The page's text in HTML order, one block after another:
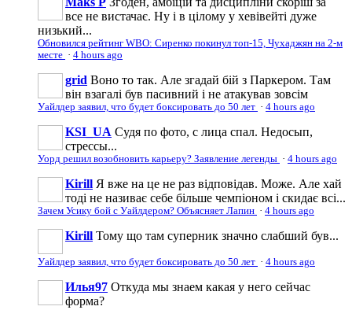
все не вистачає. Ну і в цілому у хевівейті дуже
низький...
Обновился рейтинг WBO: Сиренко покинул топ-15, Чухаджян на 2-м
месте · 4 hours ago
grid Воно то так. Але згадай бій з Паркером. Там
він взагалі був пасивний і не атакував зовсім
Уайлдер заявил, что будет боксировать до 50 лет · 4 hours ago
KSI_UA Судя по фото, с лица спал. Недосып,
стрессы...
Уорд решил возобновить карьеру? Заявление легенды · 4 hours ago
Kirill Я вже на це не раз відповідав. Може. Але хай
тоді не називає себе більше чемпіоном і скидає всі...
Зачем Усику бой с Уайлдером? Объясняет Лапин · 4 hours ago
Kirill Тому що там суперник значно слабший був...
Уайлдер заявил, что будет боксировать до 50 лет · 4 hours ago
Илья97 Откуда мы знаем какая у него сейчас
форма?